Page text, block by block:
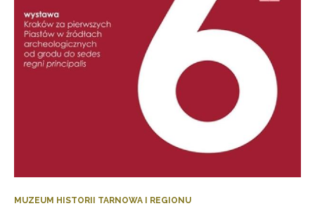
MUZEUM HISTORII TARNOWA I REGIONU